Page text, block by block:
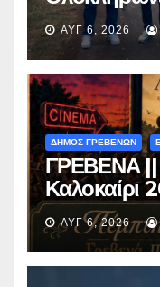
Περιβόλι –
ΑΥΓ 6, 2026
ΔΗΜΟΣ ΓΡΕΒΕΝΩΝ
ΓΡΕΒΕΝΑ ||
Καλοκαίρι
με την
«Μικρές
ΑΥΓ 6, 2026